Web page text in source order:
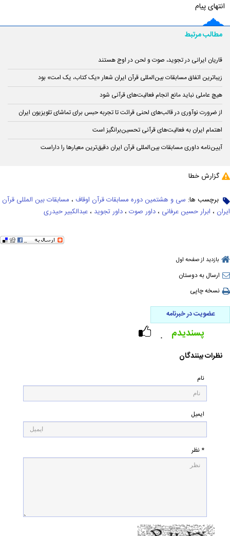
انتهای پیام
مطالب مرتبط
قاریان ایرانی در تجوید، صوت و لحن در اوج هستند
زیباترین اتفاق مسابقات بین‌المللی قرآن ایران شعار «یک کتاب، یک امت» بود
هیچ عاملی نباید مانع انجام فعالیت‌های قرآنی شود
از ضرورت نوآوری در قالب‌های لحنی قرائت تا تجربه حبس برای تماشای تلویزیون ایران
اهتمام ایران به فعالیت‌های قرآنی تحسین‌برانگیز است
آیین‌نامه داوری مسابقات بین‌المللی قرآن ایران دقیق‌ترین معیارها را داراست
گزارش خطا
برچسب ها: سی و هشتمین دوره مسابقات قرآن اوقاف ، مسابقات بین المللی قرآن
ایران ، ابرار حسین عرفانی ، داور صوت ، داور تجوید ، عبدالکبیر حیدری
بازدید از صفحه اول
ارسال به دوستان
نسخه چاپی
عضویت در خبرنامه
۰ پسندیدم
نظرات بینندگان
نام
ایمیل
* نظر